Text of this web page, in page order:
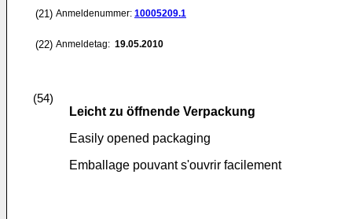
(21) Anmeldenummer: 10005209.1
(22) Anmeldetag: 19.05.2010
(54)
Leicht zu öffnende Verpackung
Easily opened packaging
Emballage pouvant s'ouvrir facilement